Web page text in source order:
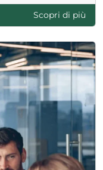
Scopri di più